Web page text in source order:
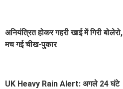
अनियंत्रित होकर गहरी खाई में गिरी बोलेरो,
मच गई चीख-पुकार
UK Heavy Rain Alert: अगले 24 घंटे